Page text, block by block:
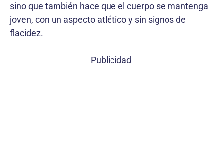
sino que también hace que el cuerpo se mantenga
joven, con un aspecto atlético y sin signos de
flacidez.
Publicidad